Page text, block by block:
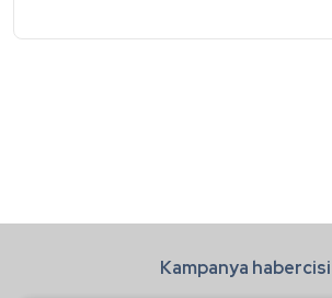
konularda yetersiz gördüğünüz noktaları
Ürün fiyatı diğer sitelerden daha pahalı.
Kampanya habercisi